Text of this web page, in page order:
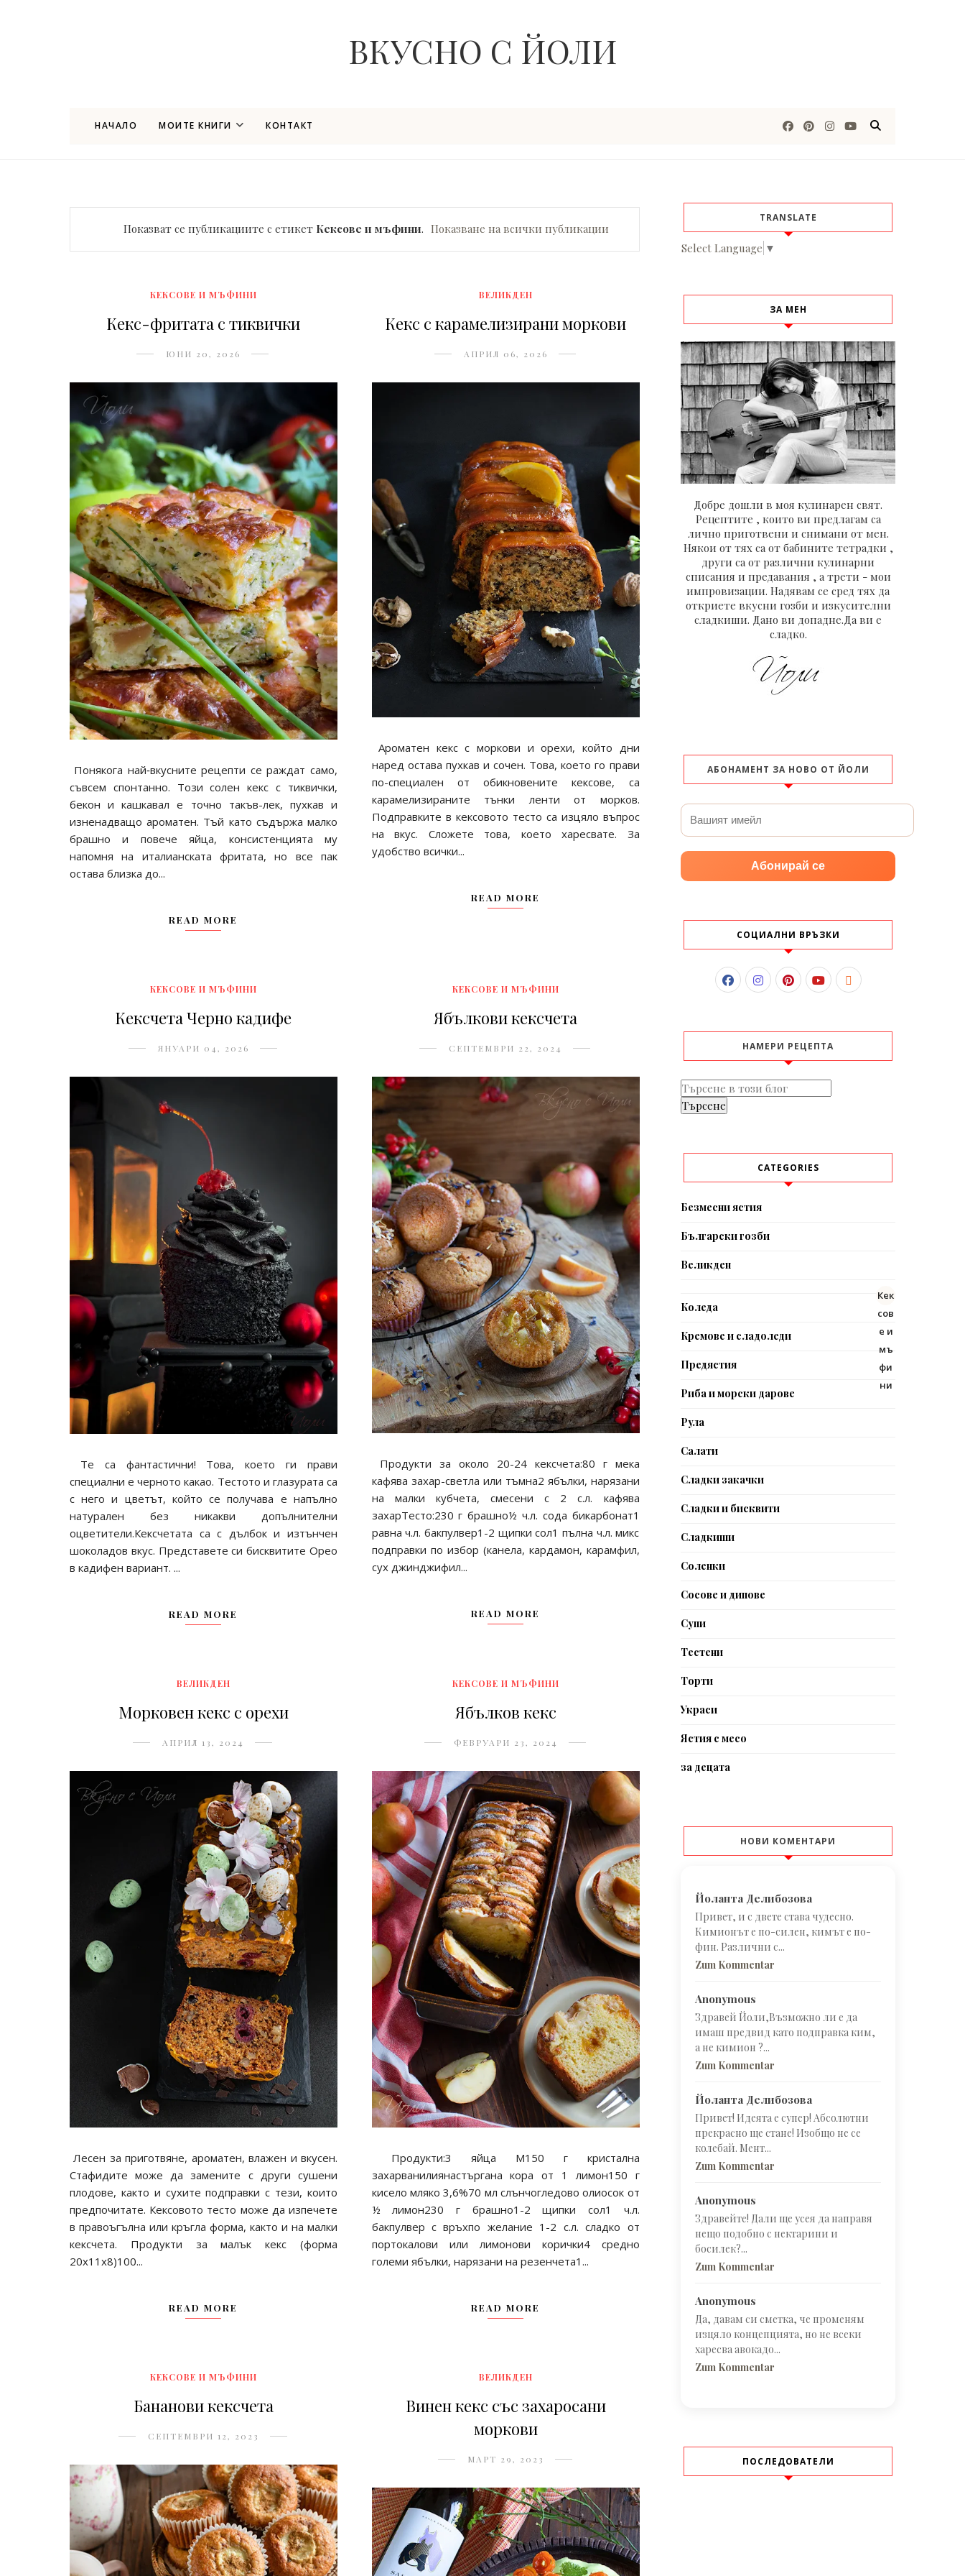
ВКУСНО С ЙОЛИ
НАЧАЛО МОИТЕ КНИГИ КОНТАКТ
Показват се публикациите с етикет Кексове и мъфини. Показване на всички публикации
КЕКСОВЕ И МЪФИНИ
Кекс-фритата с тиквички
ЮНИ 20, 2026
Понякога най‑вкусните рецепти се раждат само,
съвсем спонтанно. Този солен кекс с тиквички,
бекон и кашкавал е точно такъв-лек, пухкав и
изненадващо ароматен. Тъй като съдържа малко
брашно и повече яйца, консистенцията му
напомня на италианската фритата, но все пак
остава близка до...
READ MORE
ВЕЛИКДЕН
Кекс с карамелизирани моркови
АПРИЛ 06, 2026
Ароматен кекс с моркови и орехи, който дни
наред остава пухкав и сочен. Това, което го прави
по-специален от обикновените кексове, са
карамелизираните тънки ленти от морков.
Подправките в кексовото тесто са изцяло въпрос
на вкус. Сложете това, което харесвате. За
удобство всички...
READ MORE
КЕКСОВЕ И МЪФИНИ
Кексчета Черно кадифе
ЯНУАРИ 04, 2026
Те са фантастични! Това, което ги прави
специални е черното какао. Тестото и глазурата са
с него и цветът, който се получава е напълно
натурален без никакви допълнителни
оцветители.Кексчетата са с дълбок и изтънчен
шоколадов вкус. Представете си бисквитите Орео
в кадифен вариант. ...
READ MORE
КЕКСОВЕ И МЪФИНИ
Ябълкови кексчета
СЕПТЕМВРИ 22, 2024
Продукти за около 20-24 кексчета:80 г мека
кафява захар-светла или тъмна2 ябълки, нарязани
на малки кубчета, смесени с 2 с.л. кафява
захарТесто:230 г брашно½ ч.л. сода бикарбонат1
равна ч.л. бакпулвер1-2 щипки сол1 пълна ч.л. микс
подправки по избор (канела, кардамон, карамфил,
сух джинджифил...
READ MORE
ВЕЛИКДЕН
Морковен кекс с орехи
АПРИЛ 13, 2024
Лесен за приготвяне, ароматен, влажен и вкусен.
Стафидите може да замените с други сушени
плодове, както и сухите подправки с тези, които
предпочитате. Кексовото тесто може да изпечете
в правоъгълна или кръгла форма, както и на малки
кексчета. Продукти за малък кекс (форма
20x11x8)100...
READ MORE
КЕКСОВЕ И МЪФИНИ
Ябълков кекс
ФЕВРУАРИ 23, 2024
Продукти:3 яйца М150 г кристална
захарванилиянастъргана кора от 1 лимон150 г
кисело мляко 3,6%70 мл слънчогледово олиосок от
½ лимон230 г брашно1-2 щипки сол1 ч.л.
бакпулвер с връхпо желание 1-2 с.л. сладко от
портокалови или лимонови корички4 средно
големи ябълки, нарязани на резенчета1...
READ MORE
КЕКСОВЕ И МЪФИНИ
Бананови кексчета
СЕПТЕМВРИ 12, 2023
ВЕЛИКДЕН
Винен кекс със захаросани
моркови
МАРТ 29, 2023
TRANSLATE
Select Language ▼
ЗА МЕН
Добре дошли в моя кулинарен свят.
Рецептите , които ви предлагам са
лично приготвени и снимани от мен.
Някои от тях са от бабините тетрадки ,
други са от различни кулинарни
списания и предавания , а трети - мои
импровизации. Надявам се сред тях да
откриете вкусни гозби и изкусителни
сладкиши. Дано ви допадне.Да ви е
сладко.
АБОНАМЕНТ ЗА НОВО ОТ ЙОЛИ
Абонирай се
СОЦИАЛНИ ВРЪЗКИ
НАМЕРИ РЕЦЕПТА
CATEGORIES
Безмесни ястия
Български гозби
Великден
Кек
сов
е и
мъ
фи
ни
Коледа
Кремове и сладоледи
Предястия
Риба и морски дарове
Рула
Салати
Сладки закачки
Сладки и бисквити
Сладкиши
Соленки
Сосове и дипове
Супи
Тестени
Торти
Украси
Ястия с месо
за децата
НОВИ КОМЕНТАРИ
Йоланта Делибозова
Привет, и с двете става чудесно.
Кимионът е по-силен, кимът е по-
фин. Различни с...
Zum Kommentar
Anonymous
Здравей Йоли,Възможно ли е да
имаш предвид като подправка ким,
а не кимион ?...
Zum Kommentar
Йоланта Делибозова
Привет! Идеята е супер! Абсолютни
прекрасно ще стане! Изобщо не се
колебай. Мент...
Zum Kommentar
Anonymous
Здравейте! Дали ще усея да направя
нещо подобно с нектарини и
босилек?...
Zum Kommentar
Anonymous
Да, давам си сметка, че променям
изцяло концепцията, но не всеки
харесва авокадо...
Zum Kommentar
ПОСЛЕДОВАТЕЛИ